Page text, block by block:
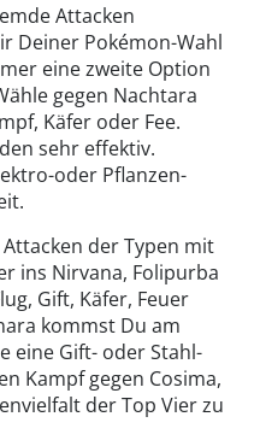
Attacken
Deiner Pokémon-Wahl
eine zweite Option
gegen Nachtara
Käfer oder Fee.
sehr effektiv.
oder Pflanzen-
der Typen mit
ins Nirvana, Folipurba
Gift, Käfer, Feuer
kommst Du am
eine Gift- oder Stahl-
Kampf gegen Cosima,
der Top Vier zu